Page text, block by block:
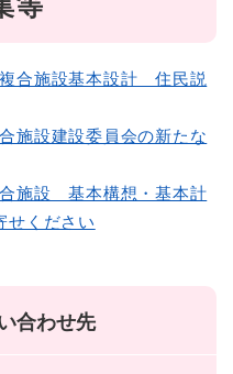
等
複合施設基本設計 住民説
施設建設委員会の新たな
施設 基本構想・基本計
せください
合わせ先